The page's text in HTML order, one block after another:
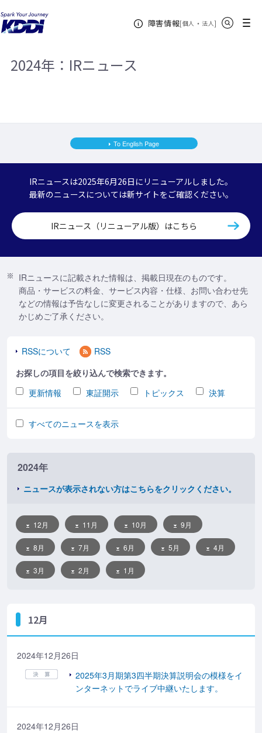
障害情報[個人 ・ 法人新規ウィンドウ
]
メニュー
KDDIホーム
2024年
2024年：IRニュース
To English Page
IRニュースは2025年6月26日にリニューアルしました。
最新のニュースについては新サイトをご確認ください。
IRニュース（リニューアル版）はこちら
IRニュースに記載された情報は、掲載日現在のものです。
商品・サービスの料金、サービス内容・仕様、お問い合わせ先
などの情報は予告なしに変更されることがありますので、あら
かじめご了承ください。
RSSについて
RSS
お探しの項目を絞り込んで検索できます。
更新情報
東証開示 トピックス 決算
すべてのニュースを表示
2024年
ニュースが表示されない方はこちらをクリックください。
12月 11月 10月 9月
8月 7月 6月 5月 4月
3月 2月 1月
12月
2024年12月26日
2025年3月期第3四半期決算説明会の模様をイ
ンターネットでライブ中継いたします。
2024年12月26日